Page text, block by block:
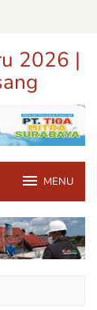
2026 |
Panel Lantai
MENU